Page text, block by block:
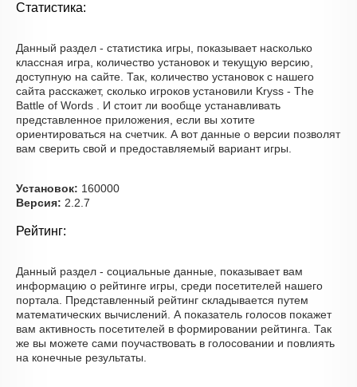
Статистика:
Данный раздел - статистика игры, показывает насколько
классная игра, количество установок и текущую версию,
доступную на сайте. Так, количество установок с нашего
сайта расскажет, сколько игроков установили Kryss - The
Battle of Words . И стоит ли вообще устанавливать
представленное приложения, если вы хотите
ориентироваться на счетчик. А вот данные о версии позволят
вам сверить свой и предоставляемый вариант игры.
Установок: 160000
Версия: 2.2.7
Рейтинг:
Данный раздел - социальные данные, показывает вам
информацию о рейтинге игры, среди посетителей нашего
портала. Представленный рейтинг складывается путем
математических вычислений. А показатель голосов покажет
вам активность посетителей в формировании рейтинга. Так
же вы можете сами поучаствовать в голосовании и повлиять
на конечные результаты.